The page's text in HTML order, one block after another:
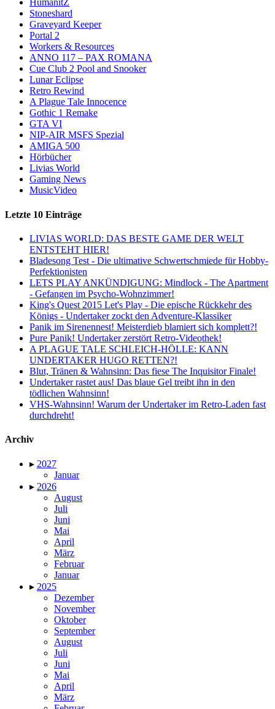
HumanitZ
Stoneshard
Graveyard Keeper
Portal 2
Workers & Resources
ANNO 117 – PAX ROMANA
Cue Club 2 Pool and Snooker
Lunar Eclipse
Retro Rewind
A Plague Tale Innocence
Gothic 1 Remake
GTA VI
NIP-AIR MSFS Spezial
AMIGA 500
Hörbücher
Livias World
Gaming News
MusicVideo
Letzte 10 Einträge
LIVIAS WORLD: DAS BESTE GAME DER WELT
ENTSTEHT HIER!
Bladesong Test - Die ultimative Schwertschmiede für Hobby-
Perfektionisten
LETS PLAY ANKÜNDIGUNG: Mindlock - The Apartment
- Gefangen im Psycho-Wohnzimmer!
King's Quest 2015 Let's Play - Die epische Rückkehr des
Königs - Undertaker zockt den Adventure-Klassiker
Panik im Sirenennest! Meisterdieb blamiert sich komplett?!
Pure Panik! Undertaker zerstört Retro-Videothek!
A PLAGUE TALE SCHLEICH-HÖLLE: KANN
UNDERTAKER HUGO RETTEN?!
Blut, Tränen & Wahnsinn: Das fiese The Inquisitor Finale!
Undertaker rastet aus! Das blaue Gel treibt ihn in den
tödlichen Wahnsinn!
VHS-Wahnsinn! Warum der Undertaker im Retro-Laden fast
durchdreht!
Archiv
▸ 2027
Januar
▸ 2026
August
Juli
Juni
Mai
April
März
Februar
Januar
▸ 2025
Dezember
November
Oktober
September
August
Juli
Juni
Mai
April
März